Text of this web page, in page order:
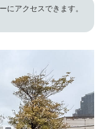
にアクセスできます。